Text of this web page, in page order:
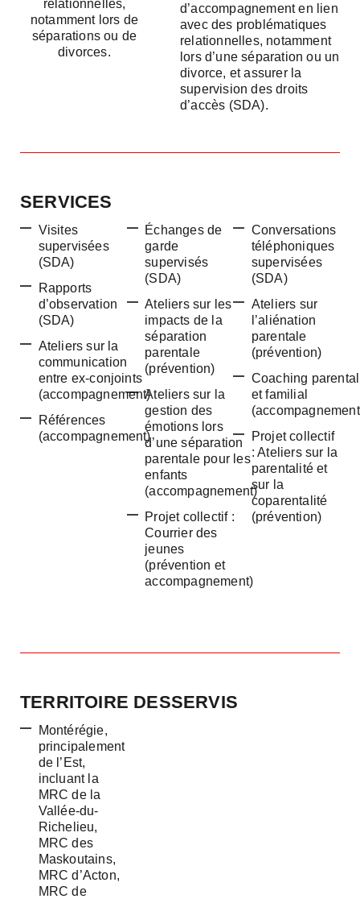
d’accompagnement en lien
avec des problématiques
relationnelles, notamment
lors d’une séparation ou un
divorce, et assurer la
supervision des droits
d’accès (SDA).
SERVICES
Visites
supervisées
(SDA)
Rapports
d’observation
(SDA)
Ateliers sur la
communication
entre ex-conjoints
(accompagnement)
Références
(accompagnement)
Échanges de
garde
supervisés
(SDA)
Ateliers sur les
impacts de la
séparation
parentale
(prévention)
Ateliers sur la
gestion des
émotions lors
d’une séparation
parentale pour les
enfants
(accompagnement)
Projet collectif :
Courrier des
jeunes
(prévention et
accompagnement)
Conversations
téléphoniques
supervisées
(SDA)
Ateliers sur
l’aliénation
parentale
(prévention)
Coaching parental
et familial
Projet collectif
: Ateliers sur la
parentalité et
sur la
coparentalité
(prévention)
TERRITOIRE DESSERVIS
Montérégie,
principalement
de l’Est,
incluant la
MRC de la
Vallée-du-
Richelieu,
MRC des
Maskoutains,
MRC d’Acton,
MRC de